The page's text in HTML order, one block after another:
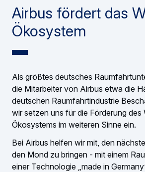
Airbus fördert das
Ökosystem
Als größtes deutsches
die Mitarbeiter von Airbus etwa die
deutschen Raumfahrtindustrie
wir setzen uns für die Förderung des
Ökosystems im weiteren Sinne ein.
Bei Airbus helfen wir mit, den
den Mond zu bringen - mit einem
einer Technologie „made in